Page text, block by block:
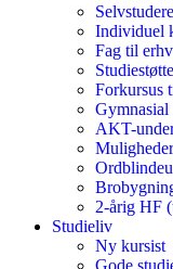
Individuel
Fag til
Forkursus
AKT-
2-årig HF
Studieliv
Ny kursist
Gode